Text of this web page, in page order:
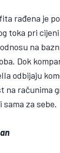
rađena je
toka pri cijeni
na
Dok
odbijaju
na računima
za sebe.